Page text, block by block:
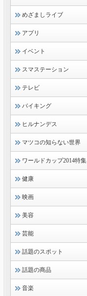
めざましライブ
アプリ
イベント
スマステーション
テレビ
バイキング
ヒルナンデス
マツコの知らない世界
ワールドカップ2014特集
健康
映画
美容
芸能
話題のスポット
話題の商品
音楽